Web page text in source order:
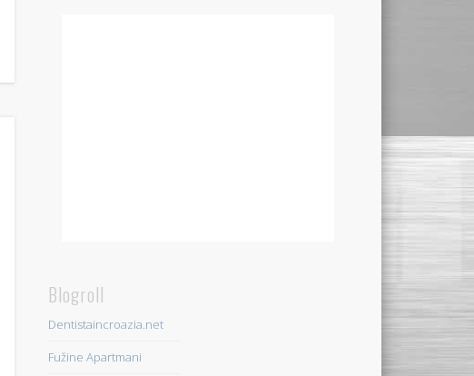
Blogroll
Dentistaincroazia.net
Fužine Apartmani